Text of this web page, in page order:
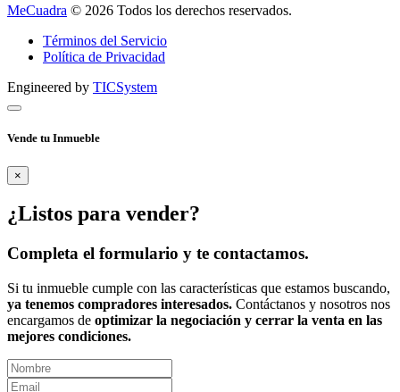
MeCuadra © 2026 Todos los derechos reservados.
Términos del Servicio
Política de Privacidad
Engineered by TICSystem
Vende tu Inmueble
×
¿Listos para vender?
Completa el formulario y te contactamos.
Si tu inmueble cumple con las características que estamos buscando,
ya tenemos compradores interesados. Contáctanos y nosotros nos
encargamos de optimizar la negociación y cerrar la venta en las
mejores condiciones.